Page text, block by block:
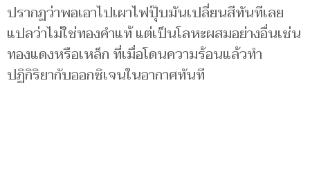
ปรากฏว่าพอเอาไปเผาไฟปุ๊บมันเปลี่ยนสีทันทีเลย
แปลว่าไม่ใช่ทองคำแท้ แต่เป็นโลหะผสมอย่างอื่นเช่น
ทองแดงหรือเหล็ก ที่เมื่อโดนความร้อนแล้วทำ
ปฏิกิริยากับออกซิเจนในอากาศทันที